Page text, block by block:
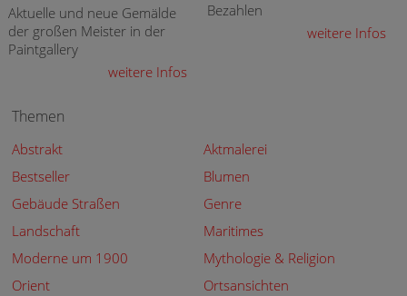
Aktuelle und neue Gemälde
der großen Meister in der
Paintgallery
weitere Infos
Bezahlen
weitere Infos
Themen
Abstrakt
Aktmalerei
Bestseller
Blumen
Gebäude Straßen
Genre
Landschaft
Maritimes
Moderne um 1900
Mythologie & Religion
Orient
Ortsansichten